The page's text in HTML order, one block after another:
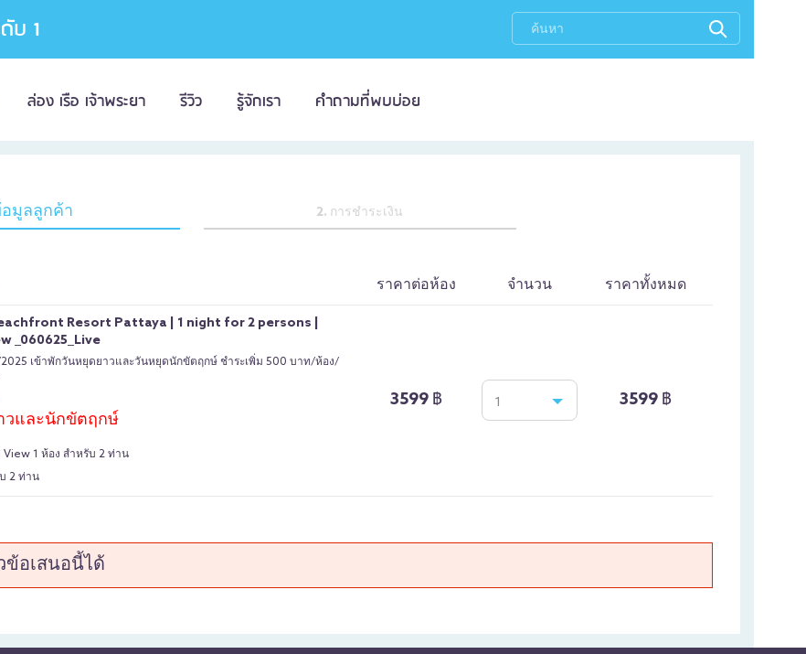
บ 1
ล่อง เรือ เจ้าพระยา รีวิว รู้จักเรา คำถามที่พบบ่อย
อมูลลูกค้า 2. การชำระเงิน
ราคาต่อห้อง จำนวน ราคาทั้งหมด
Resort Pattaya | 1 night for 2 persons |
_060625_Live
2025 เข้าพักวันหยุดยาวและวันหยุดนักขัตฤกษ์ ชำระเพิ่ม 500 บาท/ห้อง/
วและนักขัตฤกษ์
1 ห้อง สำหรับ 2 ท่าน
2 ท่าน
E-zone activities and Sport Activities
3599 ฿ 1 3599 ฿
อเสนอนี้ได้